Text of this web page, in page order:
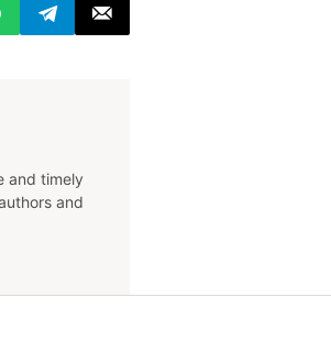
and timely
and